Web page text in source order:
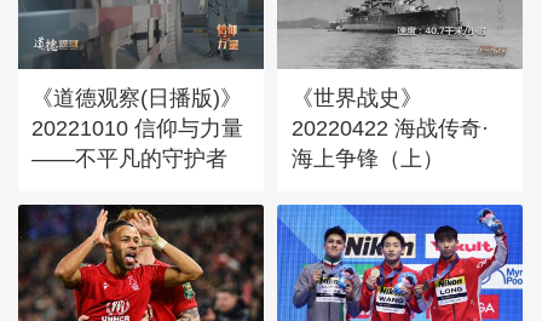
《道德观察(日播版)》
20221010 信仰与力量
——不平凡的守护者
《世界战史》
20220422 海战传奇·
海上争锋（上）